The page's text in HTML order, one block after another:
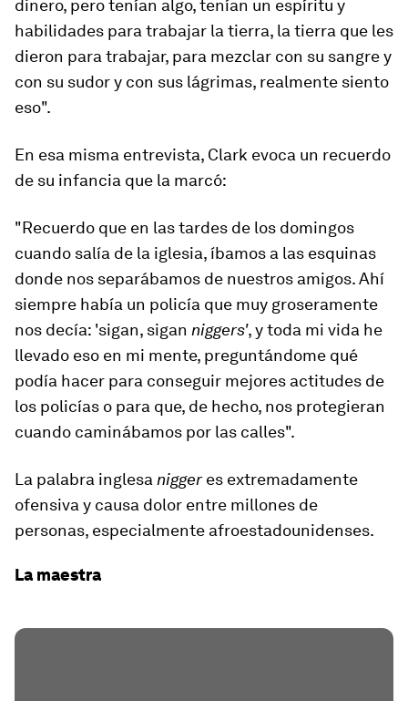
dinero, pero tenían algo,tenían un espíritu y
habilidades para trabajar la tierra, la tierra que les
dieron para trabajar, para mezclar con su sangre y
con su sudor y con sus lágrimas, realmente siento
eso".
En esa misma entrevista, Clark evoca un recuerdo
de su infancia que la marcó:
"Recuerdo que en las tardes de los domingos
cuando salía de la iglesia, íbamos a las esquinas
donde nos separábamos de nuestros amigos. Ahí
siempre había un policía que muy groseramente
nos decía: 'sigan, sigan niggers', y toda mi vida he
llevado eso en mi mente, preguntándome qué
podía hacer para conseguir mejores actitudes de
los policías o para que, de hecho, nos protegieran
cuando caminábamos por las calles".
La palabra inglesa niggeres extremadamente
ofensiva y causa dolor entre millones de
personas, especialmente afroestadounidenses.
La maestra